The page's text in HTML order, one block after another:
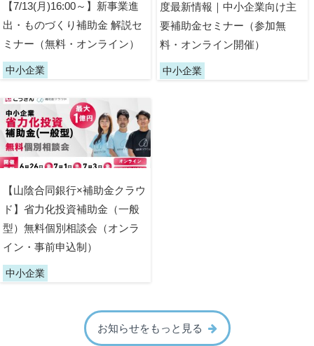
【7/13(月)16:00～】新事業進
出・ものづくり補助金 解説セ
ミナー（無料・オンライン）
中小企業
度最新情報｜中小企業向け主
要補助金セミナー（参加無
料・オンライン開催）
中小企業
【山陰合同銀行×補助金クラウ
ド】省力化投資補助金（一般
型）無料個別相談会（オンラ
イン・事前申込制）
中小企業
お知らせをもっと見る